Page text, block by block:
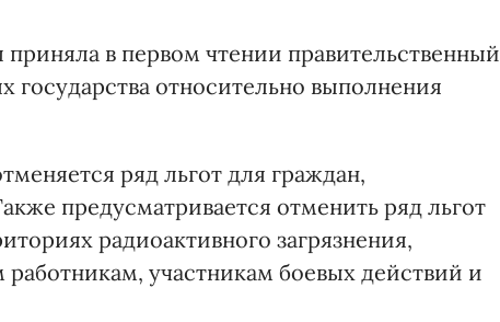
в первом чтении правительственный
государства относительно выполнения
ряд льгот для граждан,
предусматривается отменить ряд льгот
радиоактивного загрязнения,
участникам боевых действий и